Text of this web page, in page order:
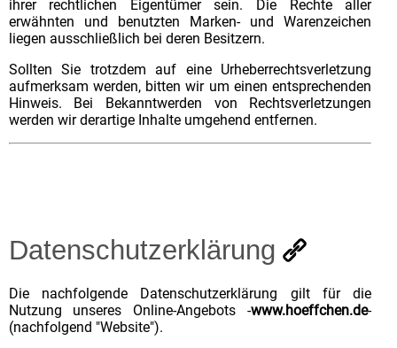
ihrer rechtlichen Eigentümer sein. Die Rechte aller
erwähnten und benutzten Marken- und Warenzeichen
liegen ausschließlich bei deren Besitzern.
Sollten Sie trotzdem auf eine Urheberrechtsverletzung
aufmerksam werden, bitten wir um einen entsprechenden
Hinweis. Bei Bekanntwerden von Rechtsverletzungen
werden wir derartige Inhalte umgehend entfernen.
Datenschutzerklärung
Die nachfolgende Datenschutzerklärung gilt für die
Nutzung unseres Online-Angebots -www.hoeffchen.de-
(nachfolgend "Website").